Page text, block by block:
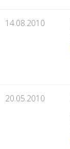
14.08.2010
20.05.2010